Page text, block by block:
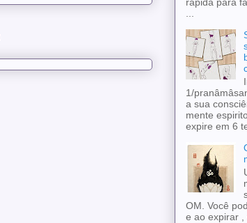
rápida para
...
1/
a sua
mente
expire em 6
OM. Você
e ao expirar ,